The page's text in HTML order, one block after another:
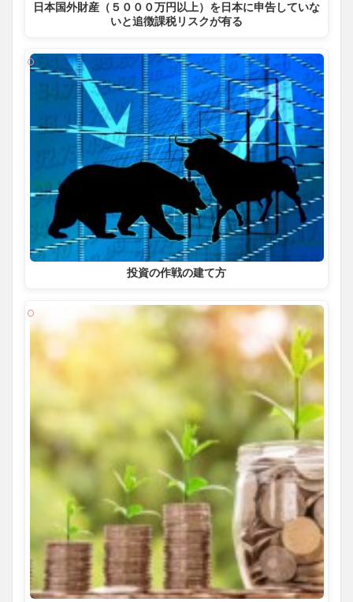
日本国外財産（５０００万円以上）を日本に申告していな
いと追徴課税リスクが有る
投資の作戦の建て方